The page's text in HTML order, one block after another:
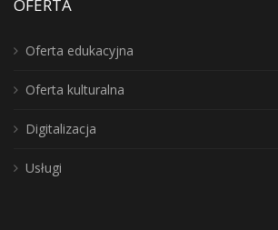
OFERTA
Oferta edukacyjna
Oferta kulturalna
Digitalizacja
Usługi